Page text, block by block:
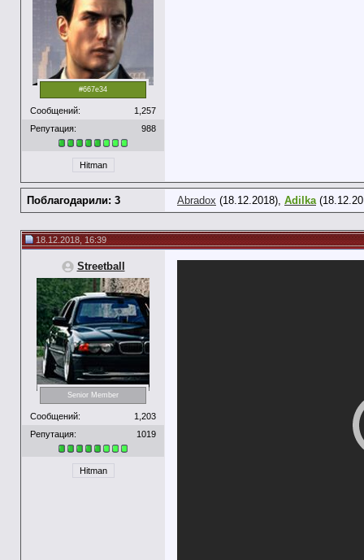
#667e34
Сообщений:
1,257
Репутация:
988
Hitman
Поблагодарили: 3 Abradox (18.12.2018), Adilka
18.12.2018, 16:39
Streetball
Senior Member
Сообщений:
1,203
Репутация:
1019
Hitman